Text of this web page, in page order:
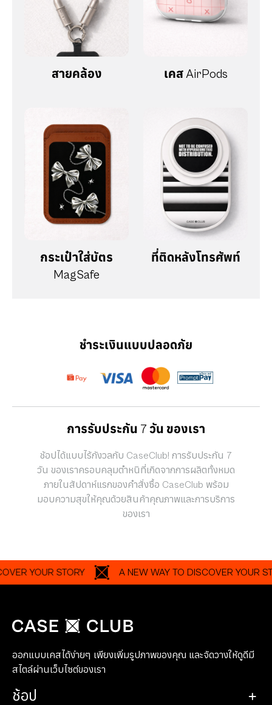
สายคล้อง เคส AirPods
กระเป๋าใส่บัตร
MagSafe
ที่ติดหลังโทรศัพท์
ชำระเงินแบบปลอดภัย
การรับประกัน 7 วัน ของเรา
ช้อปได้แบบไร้กังวลกับ CaseClub! การรับประกัน 7
วัน ของเราครอบคลุมตำหนิที่เกิดจากการผลิตทั้งหมด
ภายในสัปดาห์แรกของคำสั่งซื้อ CaseClub พร้อม
มอบความสุขให้คุณด้วยสินค้าคุณภาพและการบริการ
ของเรา
STORY A NEW WAY TO DISCOVER YOUR STORY
ออกแบบเคสได้ง่ายๆ เพียงเพิ่มรูปภาพของคุณ และจัดวางให้ดูดีมี
สไตล์ผ่านเว็บไซต์ของเรา
ช้อป